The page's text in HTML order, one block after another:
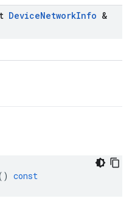
DeviceNetworkInfo &
const